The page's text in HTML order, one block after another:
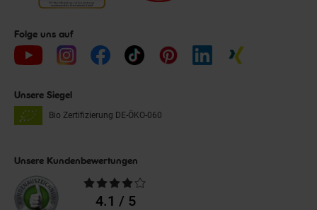
Folge uns auf
Unsere Siegel
Bio Zertifizierung DE-ÖKO-060
Unsere Kundenbewertungen
Durchschnittliche
Bewertungen4.1 / 5